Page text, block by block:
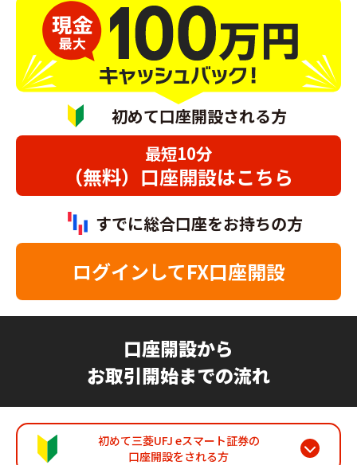
初めて口座開設される方
最短10分
（無料）口座開設はこちら
すでに総合口座をお持ちの方
ログインしてFX口座開設
口座開設から
お取引開始までの流れ
初めて三菱UFJ eスマート証券の
口座開設をされる方